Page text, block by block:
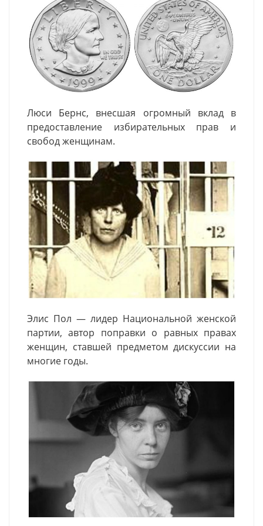
Люси Бернс, внесшая огромный вклад в
предоставление избирательных прав и
свобод женщинам.
Элис Пол — лидер Национальной женской
партии, автор поправки о равных правах
женщин, ставшей предметомдискуссии на
многие годы.